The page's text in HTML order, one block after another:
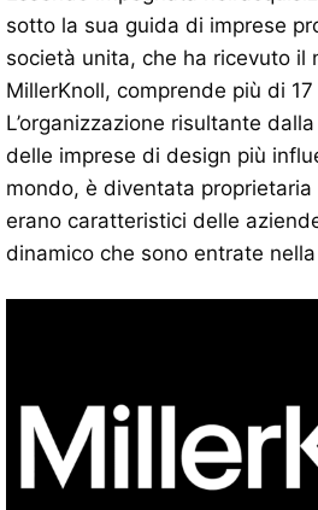
sotto la sua guida di imprese
società unita, che ha ricevuto il
MillerKnoll, comprende più di
L’organizzazione risultante
delle imprese di design più
mondo, è diventata
erano caratteristici delle
dinamico che sono entrate